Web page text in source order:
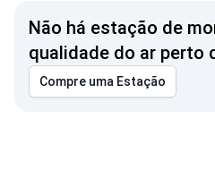
Não há estação de
qualidade do ar perto
Compre uma Estação